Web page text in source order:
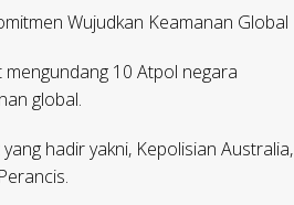
Wujudkan Keamanan Global
10 Atpol negara
global.
hadir yakni, Kepolisian Australia,